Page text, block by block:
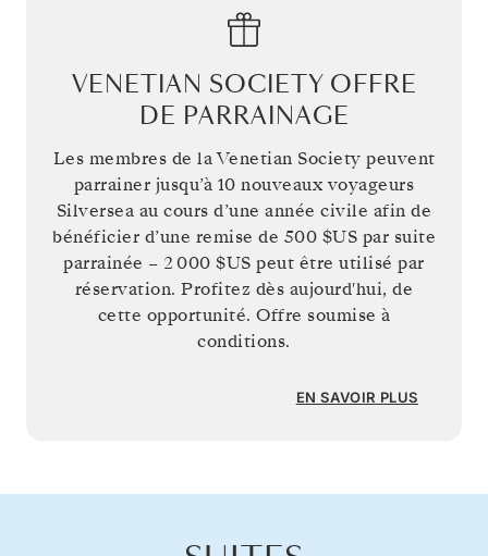
VENETIAN SOCIETY OFFRE
DE PARRAINAGE
Les membres de la Venetian Society peuvent
parrainer jusqu’à 10 nouveaux voyageurs
Silversea au cours d’une année civile afin de
bénéficier d’une remise de 500 $US par suite
parrainée – 2 000 $US peut être utilisé par
réservation. Profitez dès aujourd'hui, de
cette opportunité. Offre soumise à
conditions.
EN SAVOIR PLUS